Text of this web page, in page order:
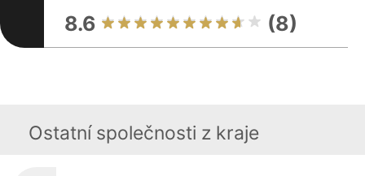
8.6 (8)
Ostatní společnosti z kraje